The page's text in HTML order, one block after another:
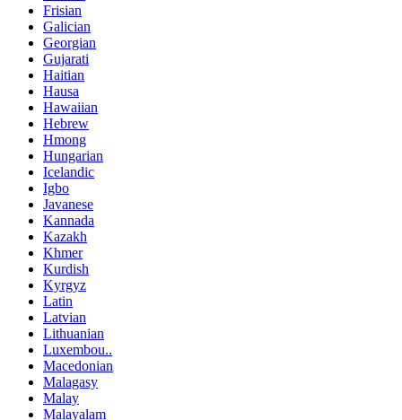
Frisian
Galician
Georgian
Gujarati
Haitian
Hausa
Hawaiian
Hebrew
Hmong
Hungarian
Icelandic
Igbo
Javanese
Kannada
Kazakh
Khmer
Kurdish
Kyrgyz
Latin
Latvian
Lithuanian
Luxembou..
Macedonian
Malagasy
Malay
Malayalam